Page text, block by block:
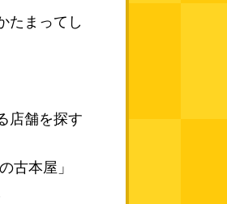
たまってし
店舗を探す
古本屋」